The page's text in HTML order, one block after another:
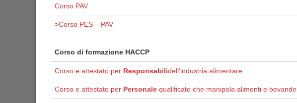
Corso PAV
>Corso PES – PAV
Corso di formazione HACCP
Corso e attestato per Responsabilidell’industria alimentare
Corso e attestato per Personale qualificato che manipola alimenti e bevande